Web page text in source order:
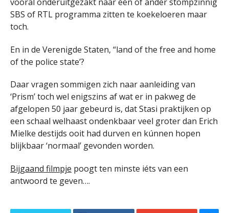
SBS of RTL programma zitten te koekeloeren maar
toch.
En in de Verenigde Staten, “land of the free and home
of the police state’?
Daar vragen sommigen zich naar aanleiding van
‘Prism’ toch wel enigszins af wat er in pakweg de
afgelopen 50 jaar gebeurd is, dat Stasi praktijken op
een schaal welhaast ondenkbaar veel groter dan Erich
Mielke destijds ooit had durven en kúnnen hopen
blijkbaar ‘normaal’ gevonden worden.
Bijgaand filmpje poogt ten minste iéts van een
antwoord te geven….